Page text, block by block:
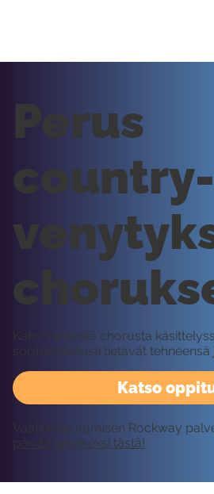
Katso
Perus
country-
Kaksi viimeistä chorusta
sormet taatusti tietävät tehneensä
Vaatii kirjautumisen Rockway
päivää ilmaiseksi tästä!